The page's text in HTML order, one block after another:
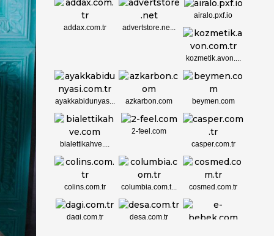
addax.com.tr advertstore.ne...
airalo.pxf.io
kozmetik.avon....
ayakkabidunyas... azkarbon.com beymen.com
bialettikahve....
2-feel.com
casper.com.tr
colins.com.tr columbia.com.t... cosmed.com.tr
dagi.com.tr
desa.com.tr